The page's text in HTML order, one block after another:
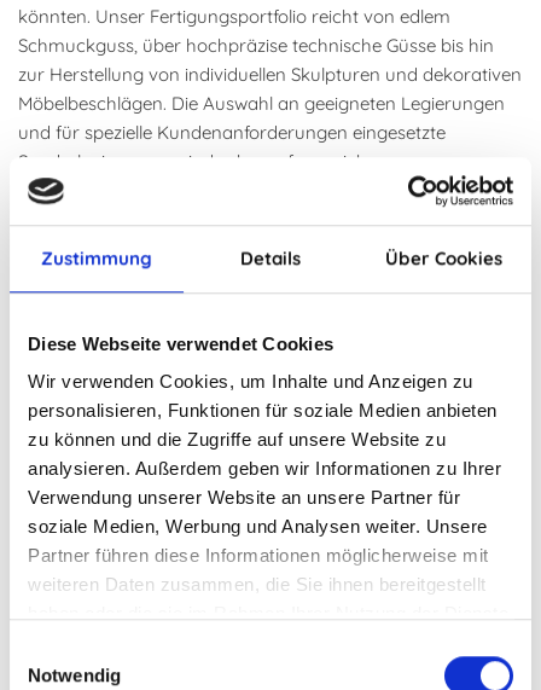
Zustimmung Details Über Cookies
Diese Webseite verwendet Cookies
Wir verwenden Cookies, um Inhalte und Anzeigen zu
personalisieren, Funktionen für soziale Medien anbieten
zu können und die Zugriffe auf unsere Website zu
analysieren. Außerdem geben wir Informationen zu Ihrer
Verwendung unserer Website an unsere Partner für
soziale Medien, Werbung und Analysen weiter. Unsere
Partner führen diese Informationen möglicherweise mit
weiteren Daten zusammen, die Sie ihnen bereitgestellt
Notwendig
könnten. Unser Fertigungsportfolio reicht von edlem
Schmuckguss, über hochpräzise technische Güsse bis hin
zur Herstellung von individuellen Skulpturen und dekorativen
Möbelbeschlägen. Die Auswahl an geeigneten Legierungen
und für spezielle Kundenanforderungen eingesetzte
Sonderlegierungen sind sehr umfangreich.
Der Schmuckguss zum Beispiel dient als wirtschaftliche und
schnelle Reproduktionsmethode, mit der Sie die Wiedergabe
von feinsten Details und Oberflächenstrukturen, wie
Fingerabdrücke auf Wachs, festhalten können. Beim Gießen
anschließenden 3D-Wachsdruck, Hohlguss und
Verfahren sind mit dieser Methode umsetzbar.
Auch das Herstellen von Metallminiaturen ist mit unserer
Fertigung möglich. Dazu zählt die Fertigung von Motoren-,
Maschinen- oder Automodellen. Dies ist vor allem für
Sammlerobjektive und sehr individuelle Firmengeschenke
eine geeignete Herstellungsmethode.
Für die Belobigung oder Firmenjubiläen von Mitarbeitern
und für die CI-Austattung im Außendienst oder für
Vereinszwecke produzieren wir Einzelstücken und Serien wie
Krawattenklammern.